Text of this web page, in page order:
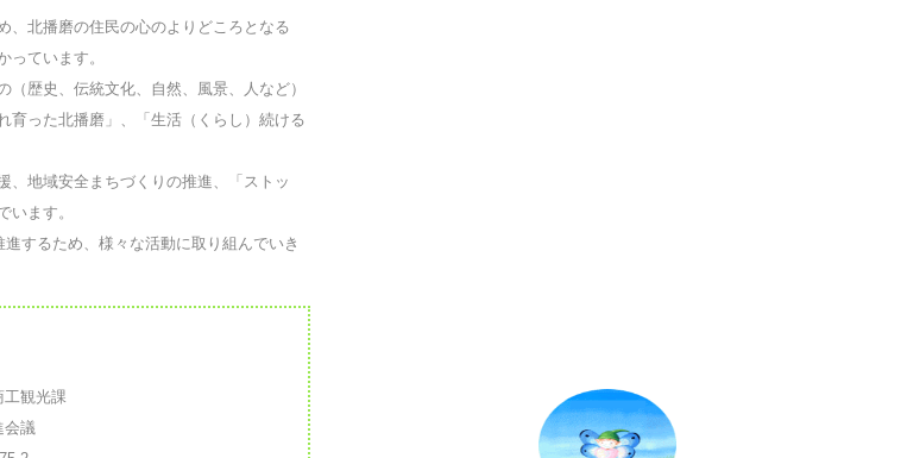
北播磨の住民の心のよりどころとなる
っています。
歴史、伝統文化、自然、風景、人など）
育った北播磨」、「生活（くらし）続ける
地域安全まちづくりの推進、「ストッ
ます。
するため、様々な活動に取り組んでいき
観光課
会議